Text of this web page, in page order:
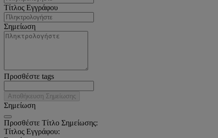
Τίτλος Εγγράφου
Σημείωση
Προσθέστε tags
Αποθήκευση Σημείωσης
Σημείωση
Προσθέστε Τίτλο Σημείωσης:
Τίτλος Εγγράφου: